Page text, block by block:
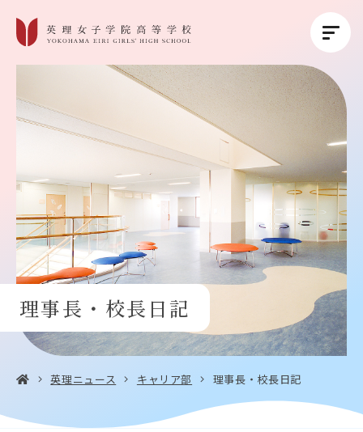
英理女子学院について
英理女子学院の教育
コース紹介
学校生活
進路・進学
受験生の方へ
理事長・校長日記
英理ニュース キャリア部 理事長・校長日記